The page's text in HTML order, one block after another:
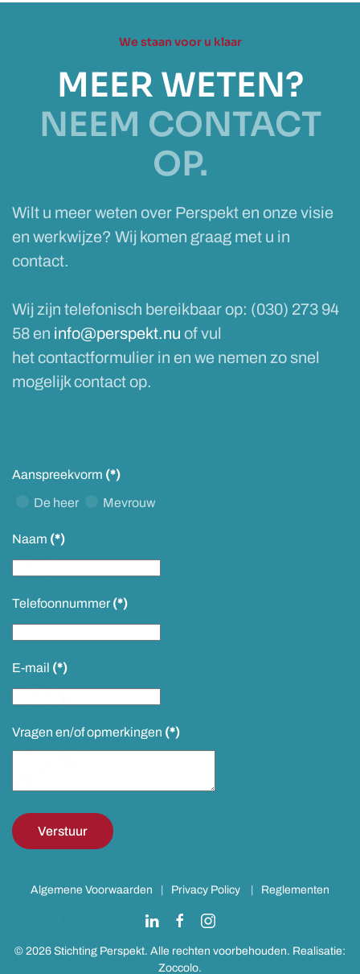
We staan voor u klaar
MEER WETEN?
NEEM CONTACT
OP.
Wilt u meer weten over Perspekt en onze visie
en werkwijze? Wij komen graag met u in
contact.
Wij zijn telefonisch bereikbaar op: (030) 273 94
58 en info@perspekt.nu of vul
het contactformulier in en we nemen zo snel
mogelijk contact op.
Aanspreekvorm (*)
De heer Mevrouw
Naam (*)
Telefoonnummer (*)
E-mail (*)
Vragen en/of opmerkingen (*)
Verstuur
Algemene Voorwaarden | Privacy Policy | Reglementen
© 2026 Stichting Perspekt. Alle rechten voorbehouden. Realisatie:
Zoccolo.